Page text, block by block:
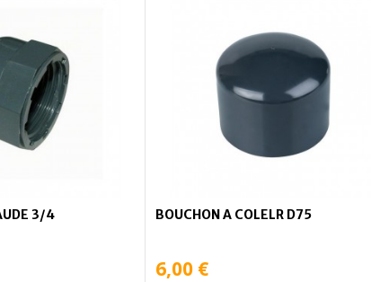
3/4 BOUCHON A COLELR D75
6,00 €